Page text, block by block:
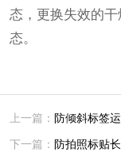
态，更换失效的
态。
上一篇： 防倾斜标签
下一篇： 防拍照标贴